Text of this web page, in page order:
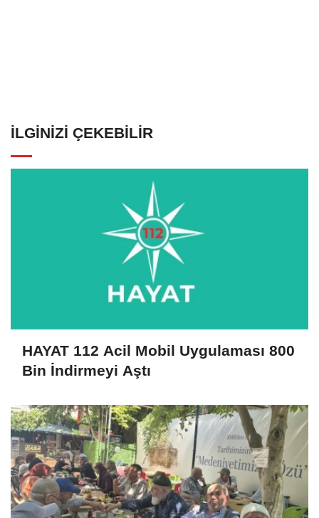
İLGINIZI ÇEKEBILIR
HAYAT 112 Acil Mobil Uygulaması 800
Bin İndirmeyi Aştı